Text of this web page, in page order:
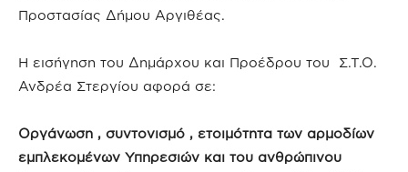
Προστασίας Δήμου Αργιθέας.
Η εισήγηση του Δημάρχου και Προέδρου του Σ.Τ.Ο.
Ανδρέα Στεργίου αφορά σε:
Οργάνωση , συντονισμό , ετοιμότητα των αρμοδίων
εμπλεκομένων Υπηρεσιών και του ανθρώπινου